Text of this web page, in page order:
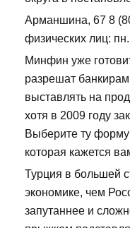
Арманшина, 67 8
физических лиц: пн.
Минфин уже
разрешат
выставлять на
хотя в 2009 году
Выберите ту
которая кажется
Турция в большей
экономике, чем
запутаннее и